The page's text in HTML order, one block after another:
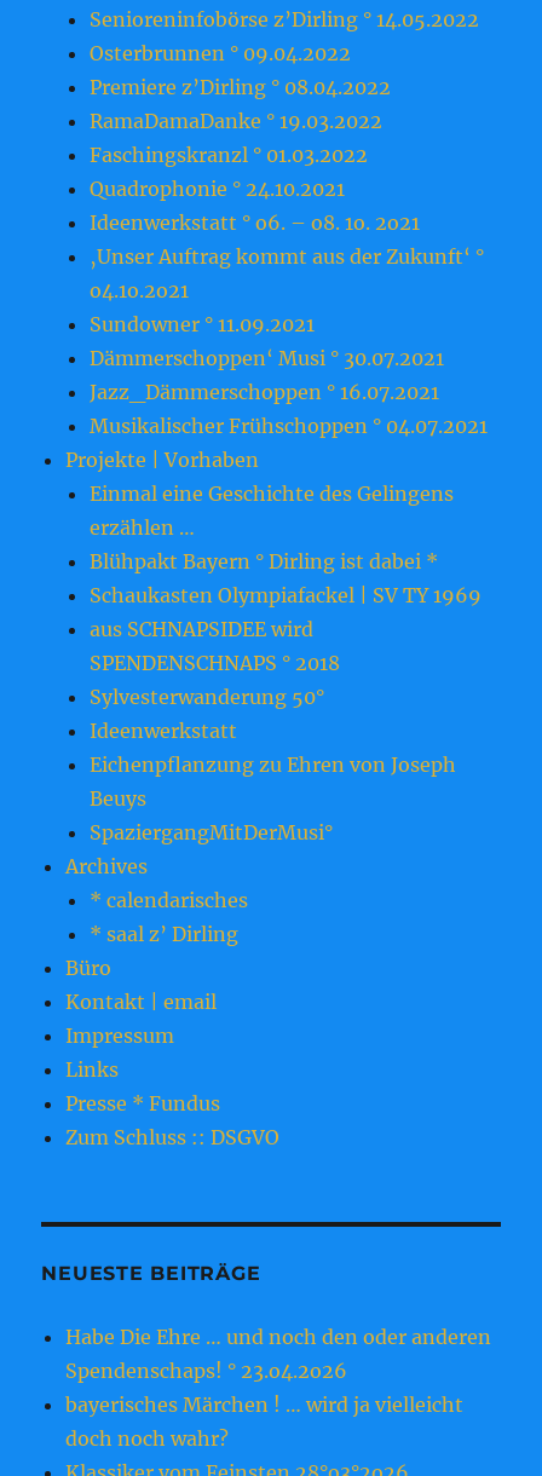
Senioreninfobörse z’Dirling ° 14.05.2022
Osterbrunnen ° 09.04.2022
Premiere z’Dirling ° 08.04.2022
RamaDamaDanke ° 19.03.2022
Faschingskranzl ° 01.03.2022
Quadrophonie ° 24.10.2021
Ideenwerkstatt ° o6. – o8. 1o. 2o21
‚Unser Auftrag kommt aus der Zukunft‘ °
o4.1o.2o21
Sundowner ° 11.09.2021
Dämmerschoppen‘ Musi ° 30.07.2021
Jazz_Dämmerschoppen ° 16.07.2021
Musikalischer Frühschoppen ° 04.07.2021
Projekte | Vorhaben
Einmal eine Geschichte des Gelingens
erzählen …
Blühpakt Bayern ° Dirling ist dabei *
Schaukasten Olympiafackel | SV TY 1969
aus SCHNAPSIDEE wird
SPENDENSCHNAPS ° 2018
Sylvesterwanderung 50°
Ideenwerkstatt
Eichenpflanzung zu Ehren von Joseph
Beuys
SpaziergangMitDerMusi°
Archives
* calendarisches
* saal z’ Dirling
Büro
Kontakt | email
Impressum
Links
Presse * Fundus
Zum Schluss :: DSGVO
NEUESTE BEITRÄGE
Habe Die Ehre … und noch den oder anderen
Spendenschaps! ° 23.o4.2o26
bayerisches Märchen ! … wird ja vielleicht
doch noch wahr?